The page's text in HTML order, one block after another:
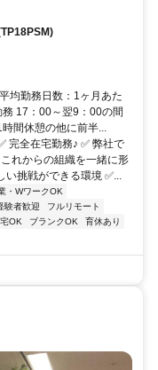
均勤務日数：1ヶ月あた
17：00～翌9：00の間
間休憩の他に前半...
全在宅勤務♪ ✅ 弊社で
れからの組織を一緒に形
い挑戦ができる環境 ✅...
・WワークOK
験者歓迎
フルリモート
OK ブランクOK
育休あり